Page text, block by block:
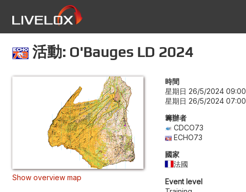
活動: O'Bauges LD 2024
Show overview map
時間
星期日 26/5/2024 09:00
星期日 26/5/2024 07:00
籌辦者
CDCO73
ECHO73
國家
法國
Event level